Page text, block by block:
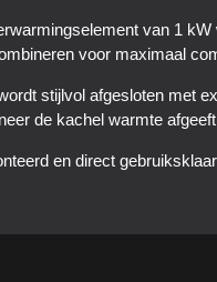
van 1
voor maximaal
stijlvol afgesloten met
de kachel warmte
en direct